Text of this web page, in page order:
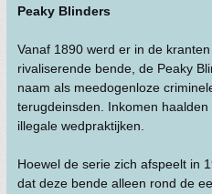
Peaky Blinders
Vanaf 1890 werd er in de
rivaliserende bende, de Peaky
naam als meedogenloze
terugdeinsden. Inkomen
illegale wedpraktijken.
Hoewel de serie zich afspeelt in
dat deze bende alleen rond de